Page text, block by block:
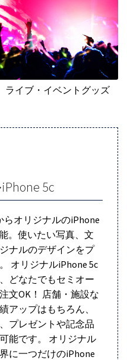
ライブ・イベントグッズ
5c
オリジナルのiPhone
。使いたい写真、文
ナルのデザインをプ
オリジナルiPhone 5c
どなたでもセミオー
文OK！ 店舗・施設な
アップはもちろん、
プレゼントや記念品
能です。 オリジナル
に一つだけのiPhone